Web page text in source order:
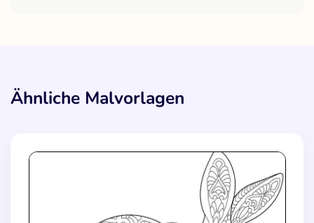
Ähnliche Malvorlagen